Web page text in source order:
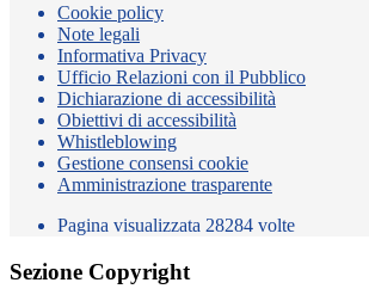
Cookie policy
Note legali
Informativa Privacy
Ufficio Relazioni con il Pubblico
Dichiarazione di accessibilità
Obiettivi di accessibilità
Whistleblowing
Gestione consensi cookie
Amministrazione trasparente
Pagina visualizzata 28284 volte
Sezione Copyright